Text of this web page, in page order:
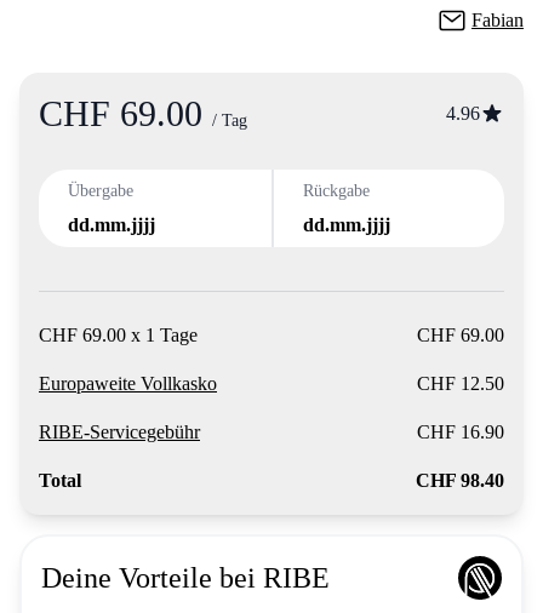
Fabian
Product information
CHF 69.00 / Tag 4.96
Übergabe
dd.mm.jjjj
Rückgabe
dd.mm.jjjj
CHF 69.00 x 1 Tage CHF 69.00
Europaweite Vollkasko CHF 12.50
RIBE-Servicegebühr CHF 16.90
Total CHF 98.40
Deine Vorteile bei RIBE